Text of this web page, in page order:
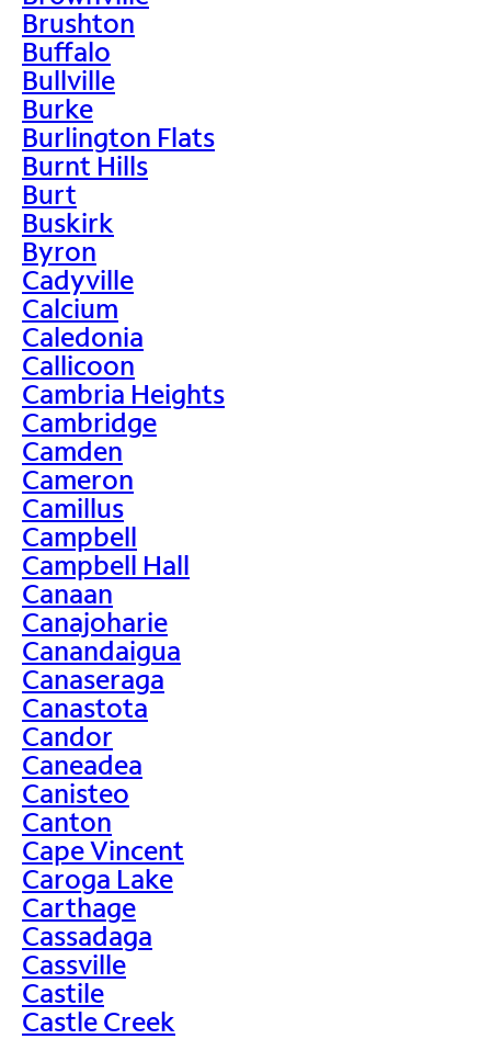
Brushton
Buffalo
Bullville
Burke
Burlington Flats
Burnt Hills
Burt
Buskirk
Byron
Cadyville
Calcium
Caledonia
Callicoon
Cambria Heights
Cambridge
Camden
Cameron
Camillus
Campbell
Campbell Hall
Canaan
Canajoharie
Canandaigua
Canaseraga
Canastota
Candor
Caneadea
Canisteo
Canton
Cape Vincent
Caroga Lake
Carthage
Cassadaga
Cassville
Castile
Castle Creek